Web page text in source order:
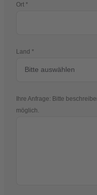
Ort
Land
Ihre Anfrage: Bitte
möglich.